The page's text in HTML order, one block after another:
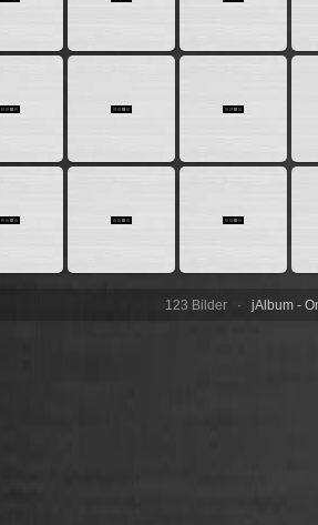
123 Bilder · jAlbum -